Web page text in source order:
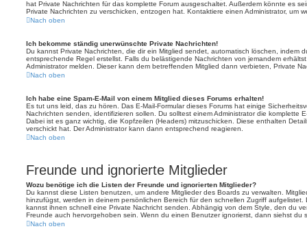
hat Private Nachrichten für das komplette Forum ausgeschaltet. Außerdem könnte es
Private Nachrichten zu verschicken, entzogen hat. Kontaktiere einen Administrator, um
Nach oben
Ich bekomme ständig unerwünschte Private Nachrichten!
Du kannst Private Nachrichten, die dir ein Mitglied sendet, automatisch löschen, indem
entsprechende Regel erstellst. Falls du belästigende Nachrichten von jemandem
Administrator melden. Dieser kann dem betreffenden Mitglied dann verbieten, Private
Nach oben
Ich habe eine Spam-E-Mail von einem Mitglied dieses Forums erhalten!
Es tut uns leid, das zu hören. Das E-Mail-Formular dieses Forums hat einige
Nachrichten senden, identifizieren sollen. Du solltest einem Administrator die komplette
Dabei ist es ganz wichtig, die Kopfzeilen (Headers) mitzuschicken. Diese enthalten
verschickt hat. Der Administrator kann dann entsprechend reagieren.
Nach oben
Freunde und ignorierte Mitglieder
Wozu benötige ich die Listen der Freunde und ignorierten Mitglieder?
Du kannst diese Listen benutzen, um andere Mitglieder des Boards zu verwalten.
hinzufügst, werden in deinem persönlichen Bereich für den schnellen Zugriff
kannst ihnen schnell eine Private Nachricht senden. Abhängig von dem Style, den du
Freunde auch hervorgehoben sein. Wenn du einen Benutzer ignorierst, dann siehst du
Nach oben